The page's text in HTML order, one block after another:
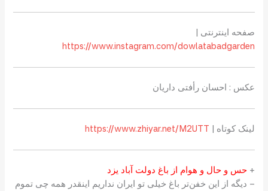
صفحه اینترنتی |
https://www.instagram.com/dowlatabadgarden
عکس : احسان رأفتی داریان
لینک کوتاه |
+حس و حال و هوام از باغ دولت آباد یزد
– دیگه از این خفن‌تر باغ خیلی تو ایران نداریم اینقدر همه چی تموم